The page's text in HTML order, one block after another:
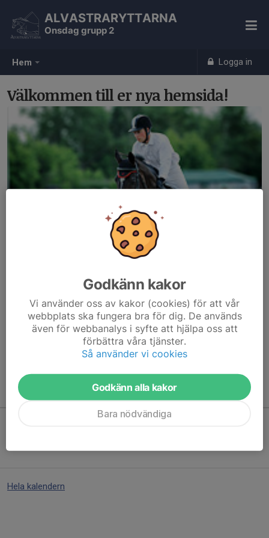
Hem Logga in
ALVASTRARYTTARNA
Onsdag grupp 2
Välkommen till er nya hemsida!
Här hamnar automatiskt de senaste nyheterna på hemsidan. För
att kunna börja administrera hemsidan loggar du in högst upp till
Kommande aktiviteter
Hela kalendern
Godkänn kakor
Vi använder oss av kakor (cookies) för att vår
webbplats ska fungera bra för dig. De används
även för webbanalys i syfte att hjälpa oss att
förbättra våra tjänster.
Så använder vi cookies
Godkänn alla kakor
Bara nödvändiga